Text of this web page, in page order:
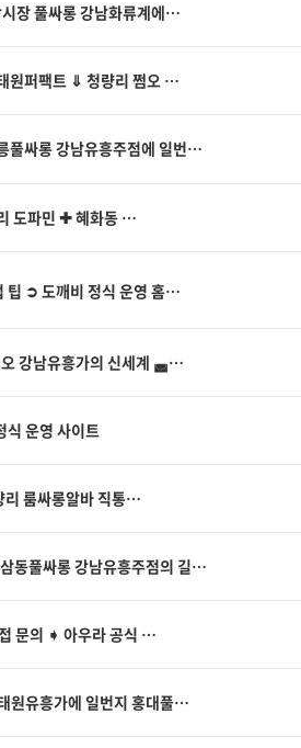
장 풀싸롱 강남화류계에…
원퍼팩트 ⇓ 청량리 쩜오 …
싸롱 강남유흥주점에 일번…
도파민 ✚ 혜화동 …
➲ 도깨비 정식 운영 홈…
강남유흥가의 신세계 ◛…
운영 사이트
룸싸롱알바 직통…
동풀싸롱 강남유흥주점의 길…
문의 ➧ 아우라 공식 …
유흥가에 일번지 홍대풀…